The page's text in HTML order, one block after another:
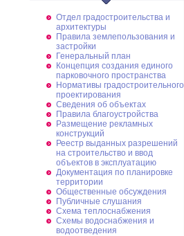
Отдел градостроительства и
архитектуры
Правила землепользования и
застройки
Генеральный план
Концепция создания единого
парковочного пространства
Нормативы градостроительного
проектирования
Сведения об объектах
Правила благоустройства
Размещение рекламных
конструкций
Реестр выданных разрешений
на строительство и ввод
объектов в эксплуатацию
Документация по планировке
территории
Общественные обсуждения
Публичные слушания
Схема теплоснабжения
Схемы водоснабжения и
водоотведения